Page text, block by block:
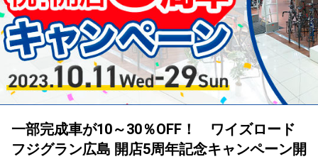
一部完成車が10～30％OFF！ ワイズロード
フジグラン広島 開店5周年記念キャンペーン開